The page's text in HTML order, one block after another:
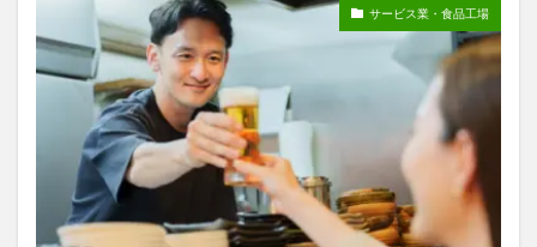
サービス業・食品工場